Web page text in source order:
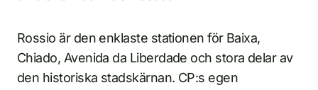
Rossio är den enklaste stationen för Baixa,
Chiado, Avenida da Liberdade och stora delar av
den historiska stadskärnan. CP:s egen